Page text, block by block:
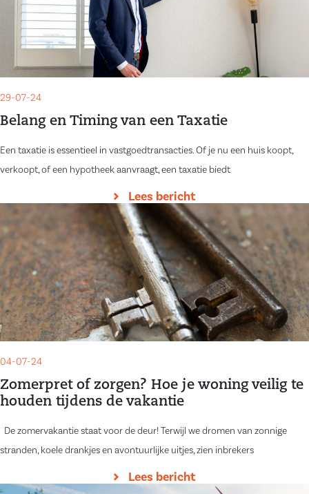
29-07-24
Belang en Timing van een Taxatie
Een taxatie is essentieel in vastgoedtransacties. Of je nu een huis koopt,
verkoopt, of een hypotheek aanvraagt, een taxatie biedt
Lees bericht
04-07-24
Zomerpret of zorgen? Hoe je woning veilig te
houden tijdens de vakantie
De zomervakantie staat voor de deur! Terwijl we dromen van zonnige
stranden, koele drankjes en avontuurlijke uitjes, zien inbrekers
Lees bericht